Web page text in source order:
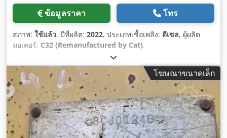
ข้อมูลราคา โทร
สภาพ: ใช้แล้ว, ปีที่ผลิต: 2022, ประเภทเชื้อเพลิง: ดีเซล, ผู้ผลิต
มอเตอร์: C32 (Remanufactured by Cat),
โฆษณาขนาดเล็ก